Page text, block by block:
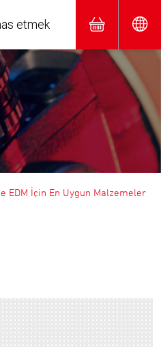
etmek
EDM İçin En Uygun Malzemeler